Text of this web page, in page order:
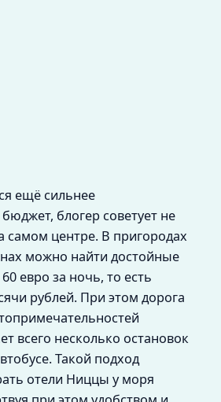
ещё сильнее
блогер советует не
самом центре. В пригородах
можно найти достойные
евро за ночь, то есть
рублей. При этом дорога
всего несколько остановок
Такой подход
отели Ниццы у моря